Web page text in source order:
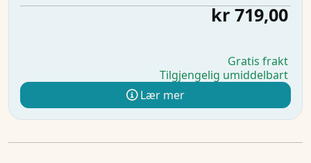
kr 719,00
Gratis frakt
Tilgjengelig umiddelbart
Lær mer